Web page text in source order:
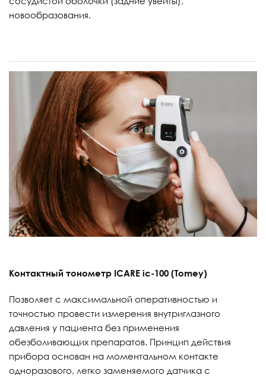
новообразования.
Контактный тонометр ICARE ic-100 (Tomey)
Позволяет с максимальной оперативностью и
точностью провести измерения внутриглазного
давления у пациента без применения
обезболивающих препаратов. Принцип действия
прибора основан на моментальном контакте
одноразового, легко заменяемого датчика с